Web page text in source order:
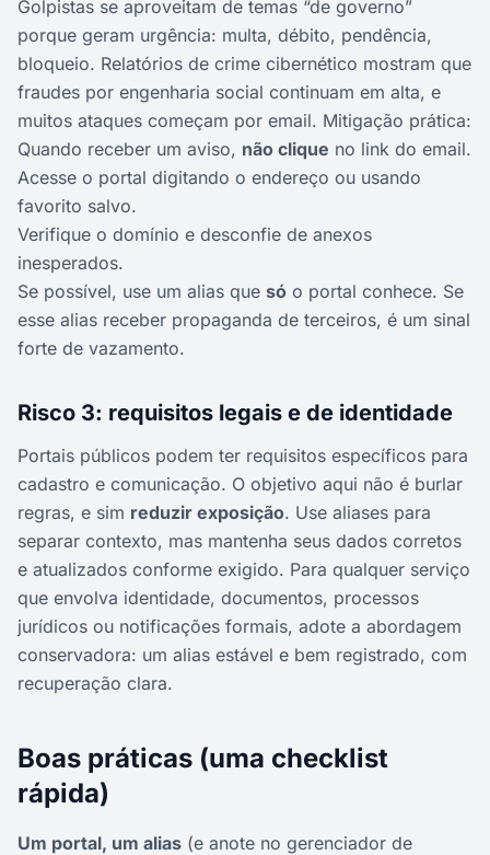
Golpistas se aproveitam de temas “de governo”
porque geram urgência: multa, débito, pendência,
bloqueio. Relatórios de crime cibernético mostram que
fraudes por engenharia social continuam em alta, e
muitos ataques começam por email. Mitigação prática:
Quando receber um aviso, não clique no link do email.
Acesse o portal digitando o endereço ou usando
favorito salvo.
Verifique o domínio e desconfie de anexos
inesperados.
Se possível, use um alias que só o portal conhece. Se
esse alias receber propaganda de terceiros, é um sinal
forte de vazamento.
Risco 3: requisitos legais e de identidade
Portais públicos podem ter requisitos específicos para
cadastro e comunicação. O objetivo aqui não é burlar
regras, e sim reduzir exposição. Use aliases para
separar contexto, mas mantenha seus dados corretos
e atualizados conforme exigido. Para qualquer serviço
que envolva identidade, documentos, processos
jurídicos ou notificações formais, adote a abordagem
conservadora: um alias estável e bem registrado, com
recuperação clara.
Boas práticas (uma checklist
rápida)
Um portal, um alias (e anote no gerenciador de